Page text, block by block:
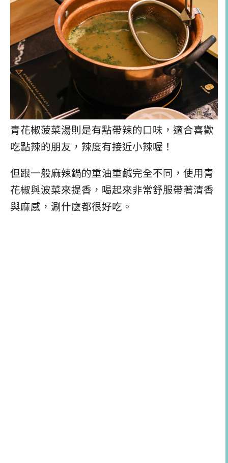
青花椒菠菜湯則是有點帶辣的口味，適合喜歡
吃點辣的朋友，辣度有接近小辣喔！
但跟一般麻辣鍋的重油重鹹完全不同，使用青
花椒與波菜來提香，喝起來非常舒服帶著清香
與麻感，涮什麼都很好吃。